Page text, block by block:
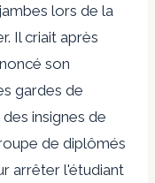
lors de la
Il criait après
son
gardes de
insignes de
de diplômés
arrêter l'étudiant